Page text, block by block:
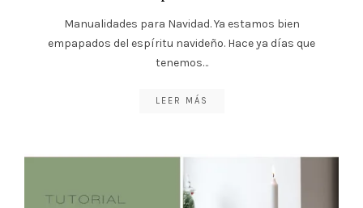
Manualidades para Navidad. Ya estamos bien
empapados del espíritu navideño. Hace ya días que
tenemos…
LEER MÁS